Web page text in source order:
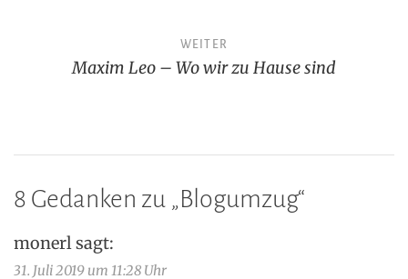
WEITER
Maxim Leo – Wo wir zu Hause sind
8 Gedanken zu „Blogumzug“
monerlsagt:
31. Juli 2019 um 11:28 Uhr